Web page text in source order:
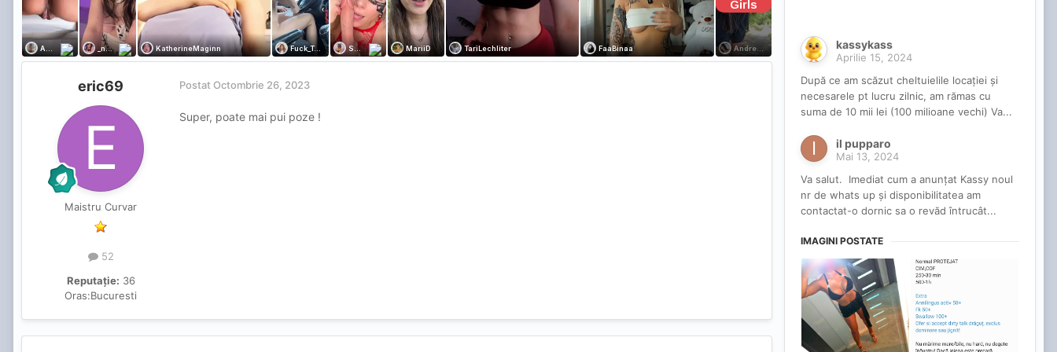
eric69
Maistru Curvar
52
Reputație: 36
Oras:Bucuresti
Postat Octombrie 26, 2023
Super, poate mai pui poze !
kassykass
Aprilie 15, 2024
După ce am scăzut cheltuielile locației și
necesarele pt lucru zilnic, am rămas cu
suma de 10 mii lei (100 milioane vechi) Va...
il pupparo
Mai 13, 2024
Va salut. Imediat cum a anunțat Kassy noul
nr de whats up și disponibilitatea am
contactat-o dornic sa o revăd întrucât...
IMAGINI POSTATE